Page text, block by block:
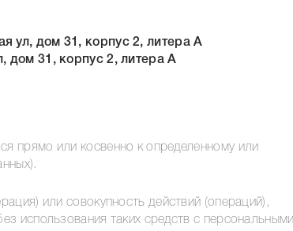
ул, дом 31, корпус 2, литера А
дом 31, корпус 2, литера А
прямо или косвенно к определенному или
или совокупность действий (операций),
использования таких средств с